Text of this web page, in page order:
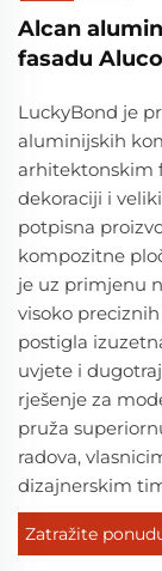
Alcan
fasadu
LuckyBond je
aluminijskih
arhitektonskim
dekoraciji i
potpisna
kompozitne
je uz primjenu
visoko
postigla
uvjete i
rješenje za
pruža
radova,
dizajnerskim
Zatražite